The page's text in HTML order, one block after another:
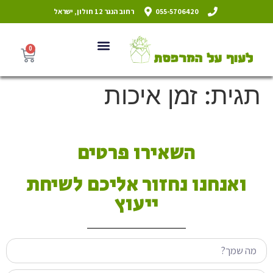
055-5706420 רחוב הנגר 12 חולון, ישראל
0
תגית: זמן איכות
השאירו פרטים
ואנחנו נחזור אליכם לשיחת
ייעוץ